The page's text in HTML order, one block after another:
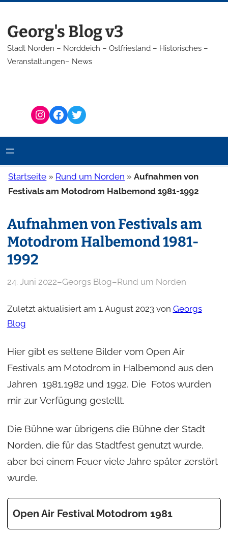
springen
Georg's Blog v3
Stadt Norden – Norddeich – Ostfriesland – Historisches –
Veranstaltungen– News
Instagram Facebook Twitter
Startseite » Rund um Norden »Aufnahmen von
Festivals am Motodrom Halbemond 1981-1992
Aufnahmen von Festivals am
Motodrom Halbemond 1981-
1992
24. Juni 2022–Georgs Blog–Rund um Norden
Zuletzt aktualisiert am 1. August 2023 von Georgs
Blog
Hier gibt es seltene Bilder vom Open Air
Festivals am Motodrom in Halbemond aus den
Jahren 1981,1982 und 1992. Die Fotos wurden
mir zur Verfügung gestellt.
Die Bühne war übrigens die Bühne der Stadt
Norden, die für das Stadtfest genutzt wurde,
aber bei einem Feuer viele Jahre später zerstört
wurde.
Open Air Festival Motodrom 1981